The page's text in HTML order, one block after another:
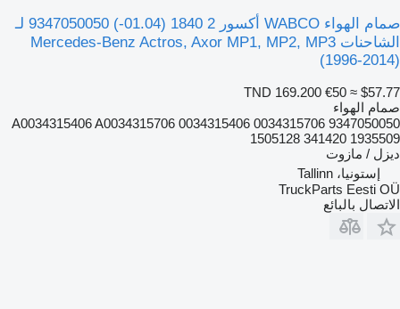
صمام الهواء WABCO أكسور 2 1840 (01.04-) 9347050050 لـ
الشاحنات Mercedes-Benz Actros, Axor MP1, MP2, MP3
(1996-2014)
TND 169.200 €50 ≈ $57.77
صمام الهواء
9347050050 A0034315406 A0034315706 0034315406 0034315706
1505128 341420 1935509
ديزل / مازوت
إستونيا، Tallinn
TruckParts Eesti OÜ
الاتصال بالبائع